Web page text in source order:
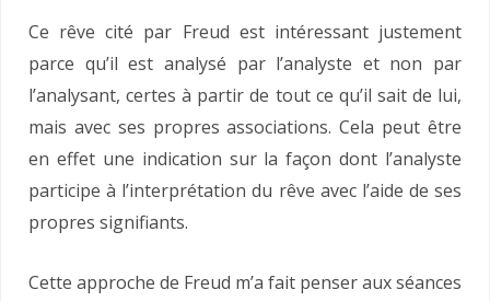
Ce rêve cité par Freud est intéressant justement
parce qu’il est analysé par l’analyste et non par
l’analysant, certes à partir de tout ce qu’il sait de lui,
mais avec ses propres associations. Cela peut être
en effet une indication sur la façon dont l’analyste
participe à l’interprétation du rêve avec l’aide de ses
propres signifiants.
Cette approche de Freud m’a fait penser aux séances